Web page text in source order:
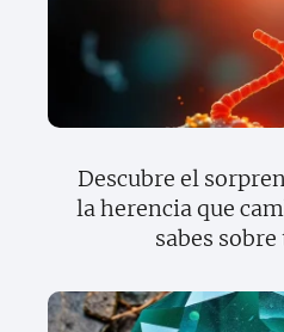
Descubre el
la herencia que
sabes sobre